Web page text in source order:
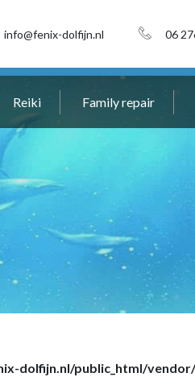
info@fenix-dolfijn.nl 06
Reiki Family repair
dolfijn.nl/public_html/